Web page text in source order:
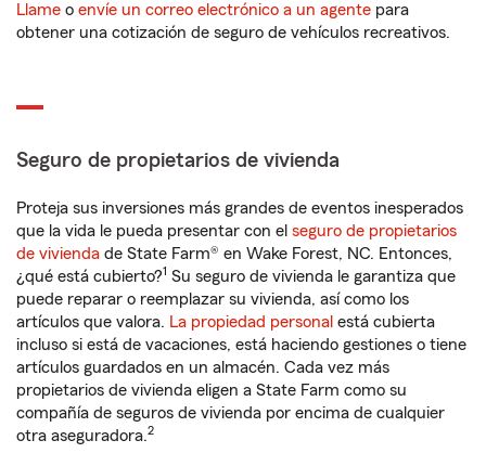
Llame o envíe un correo electrónico a un agente para
obtener una cotización de seguro de vehículos recreativos.
Seguro de propietarios de vivienda
Proteja sus inversiones más grandes de eventos inesperados
que la vida le pueda presentar con el seguro de propietarios
de vivienda de State Farm® en Wake Forest, NC. Entonces,
¿qué está cubierto?1 Su seguro de vivienda le garantiza que
puede reparar o reemplazar su vivienda, así como los
artículos que valora. La propiedad personal está cubierta
incluso si está de vacaciones, está haciendo gestiones o tiene
artículos guardados en un almacén. Cada vez más
propietarios de vivienda eligen a State Farm como su
compañía de seguros de vivienda por encima de cualquier
otra aseguradora.2